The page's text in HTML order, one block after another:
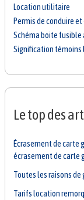
Location utilitaire
Permis de conduire et
Schéma boite fusible
Signification témoins
Le top des
Écrasement de carte
écrasement de carte
Toutes les raisons de
Tarifs location